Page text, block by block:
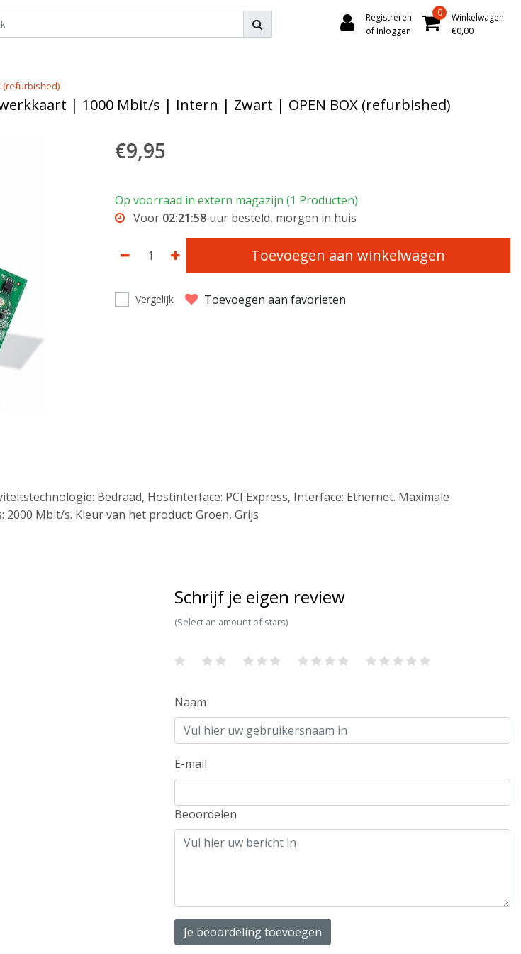
Registreren
of Inloggen
0
Winkelwagen
€0,00
(refurbished)
| 1000 Mbit/s | Intern | Zwart | OPEN BOX (refurbished)
€9,95
Op voorraad in extern magazijn (1 Producten)
Voor 02:21:57 uur besteld, morgen in huis
Toevoegen aan winkelwagen
Vergelijk Toevoegen aan favorieten
Bedraad, Hostinterface: PCI Express, Interface: Ethernet. Maximale
Mbit/s. Kleur van het product: Groen, Grijs
Schrijf je eigen review
(Select an amount of stars)
Naam
E-mail
Beoordelen
Je beoordeling toevoegen